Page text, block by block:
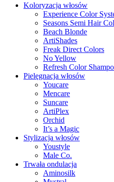
Koloryzacja włosów
Experience Color
Seasons Semi Hair
Beach Blonde
ArtiShades
Freak Direct Colors
No Yellow
Refresh Color
Pielęgnacja włosów
Youcare
Mencare
Suncare
ArtiPlex
Orchid
It’s a Magic
Stylizacja włosów
Youstyle
Male Co.
Trwała ondulacja
Aminosilk